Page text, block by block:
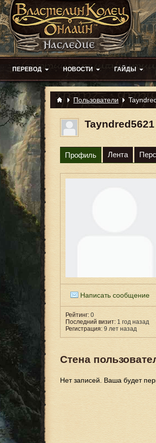
ПЕРЕВОД НОВОСТИ ГАЙДЫ
Пользователи
Tayndred5621
Профиль Лента
Написать сообщение
Рейтинг: 0
Последний визит: 1 год назад
Регистрация: 9 лет назад
Стена
Нет записей. Ваша будет